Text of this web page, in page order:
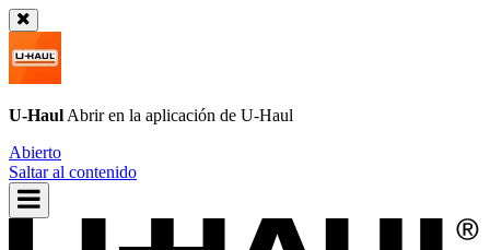
U-Haul Abrir en la aplicación de U-Haul
Abierto
Saltar al contenido